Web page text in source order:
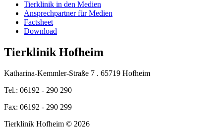
Tierklinik in den Medien
Ansprechpartner für Medien
Factsheet
Download
Tierklinik Hofheim
Katharina-Kemmler-Straße 7 . 65719 Hofheim
Tel.: 06192 - 290 290
Fax: 06192 - 290 299
Tierklinik Hofheim © 2026